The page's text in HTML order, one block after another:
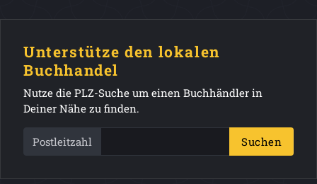
Unterstütze den lokalen
Buchhandel
Nutze die PLZ-Suche um einen Buchhändler in
Deiner Nähe zu finden.
Postleitzahl Suchen